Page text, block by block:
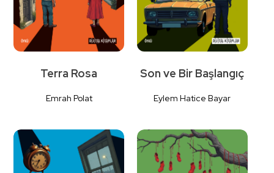
Terra Rosa
Emrah Polat
Son ve Bir Başlangıç
Eylem Hatice Bayar